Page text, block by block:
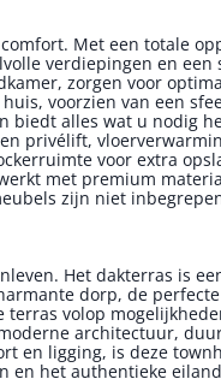
Met een totale
verdiepingen en een
zorgen voor
voorzien van een
biedt alles wat u nodig
privélift,
voor extra
met premium
zijn niet
Het dakterras is
dorp, de
volop
architectuur,
en ligging, is deze
en het authentieke